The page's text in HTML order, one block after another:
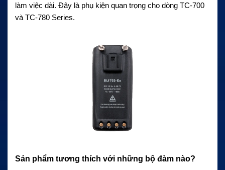
làm việc dài. Đây là phụ kiện quan trọng cho dòng TC-700
và TC-780 Series.
Sản phẩm tương thích với những bộ đàm nào?